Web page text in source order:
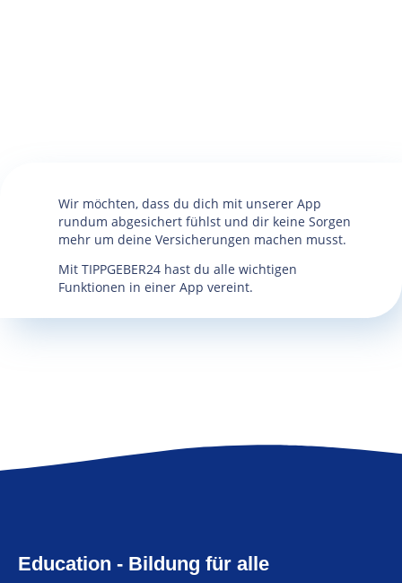
Wir möchten, dass du dich mit unserer App
rundum abgesichert fühlst und dir keine Sorgen
mehr um deine Versicherungen machen musst.
Mit TIPPGEBER24 hast du alle wichtigen
Funktionen in einer App vereint.
Education - Bildung für alle